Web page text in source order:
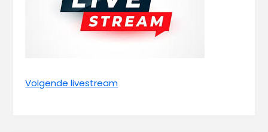
Volgende livestream